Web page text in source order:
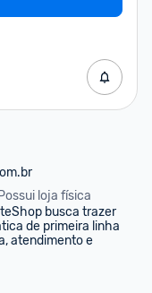
Possui loja física
busca trazer
de primeira linha
atendimento e